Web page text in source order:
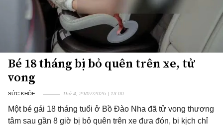
Bé 18 tháng bị bỏ quên trên xe, tử
vong
SỨC KHỎE Thứ 4, 29/07/2026 | 13:00
Một bé gái 18 tháng tuổi ở Bồ Đào Nha đã tử vong thương
tâm sau gần 8 giờ bị bỏ quên trên xe đưa đón, bi kịch chỉ